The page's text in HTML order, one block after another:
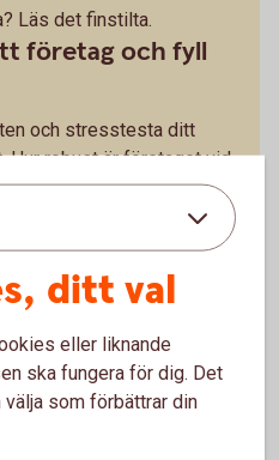
Läs det finstilta.
företag och fyll
och stresstesta ditt
Hur robust är företaget vid
Vad händer om din
betalningarna? Bygg upp
när du kan.
konkurser nu
efterfrågan, höga
ditt val
eller liknande
ska fungera för dig. Det
som förbättrar din